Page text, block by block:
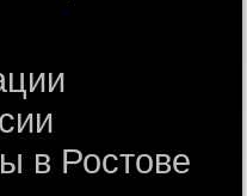
в Ростове